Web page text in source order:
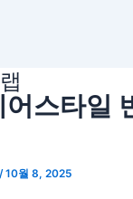
어스타일
/10월 8, 2025